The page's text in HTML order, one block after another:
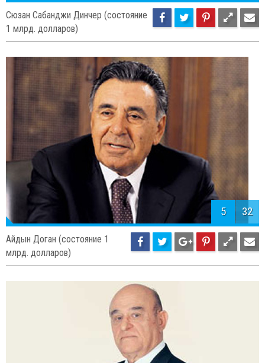
4 32
Сюзан Сабанджи Динчер (состояние
1 млрд. долларов)
5 32